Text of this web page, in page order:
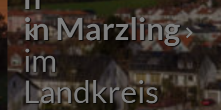
in Marzling
im
Landkreis